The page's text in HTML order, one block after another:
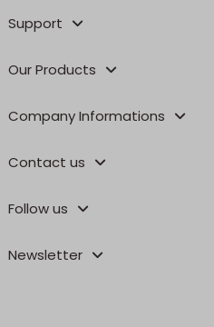
Support
Our Products
Company Informations
Contact us
Follow us
Newsletter